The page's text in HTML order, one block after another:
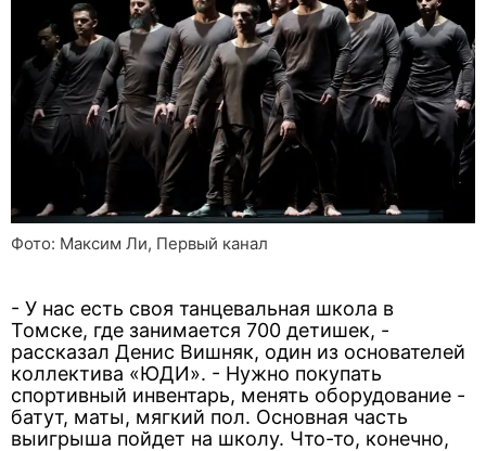
Фото: Максим Ли, Первый канал
- У нас есть своя танцевальная школа в
Томске, где занимается 700 детишек, -
рассказал Денис Вишняк, один из основателей
коллектива «ЮДИ». - Нужно покупать
спортивный инвентарь, менять оборудование -
батут, маты, мягкий пол. Основная часть
выигрыша пойдет на школу. Что-то, конечно,